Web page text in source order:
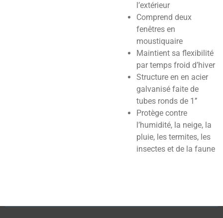
l’extérieur
Comprend deux
fenêtres en
moustiquaire
Maintient sa flexibilité
par temps froid d’hiver
Structure en en acier
galvanisé faite de
tubes ronds de 1’’
Protège contre
l’humidité, la neige, la
pluie, les termites, les
insectes et de la faune